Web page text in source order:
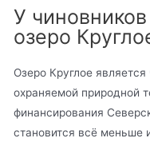
У
озеро
Озеро Круглое
охраняемой природной
финансирования
становится всё меньше